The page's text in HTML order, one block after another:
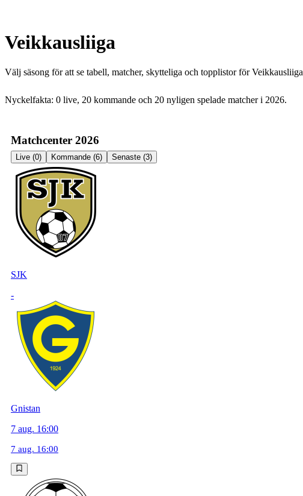
Veikkausliiga
Välj säsong för att se tabell, matcher, skytteliga och topplistor förVeikkausliiga
Nyckelfakta: 0 live, 20 kommande och 20 nyligen spelade matcher i 2026.
Matchcenter 2026
Live (0) Kommande (6) Senaste (3)
SJK
-
Gnistan
7 aug. 16:00
7 aug. 16:00